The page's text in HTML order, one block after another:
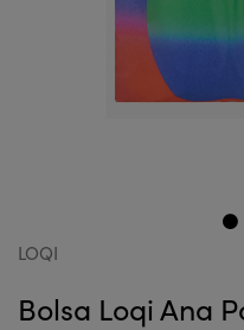
LOQI
Bolsa Loqi Ana